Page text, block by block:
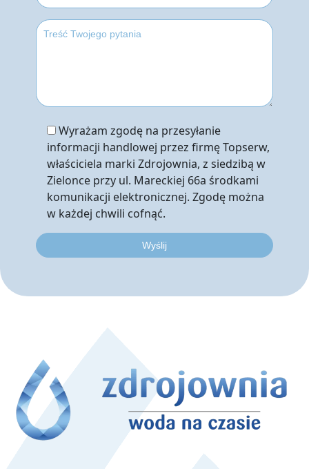
Wyrażam zgodę na przesyłanie
informacji handlowej przez firmę Topserw,
właściciela marki Zdrojownia, z siedzibą w
Zielonce przy ul. Mareckiej 66a środkami
komunikacji elektronicznej. Zgodę można
w każdej chwili cofnąć.